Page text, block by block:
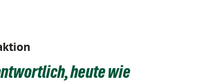
heute wie